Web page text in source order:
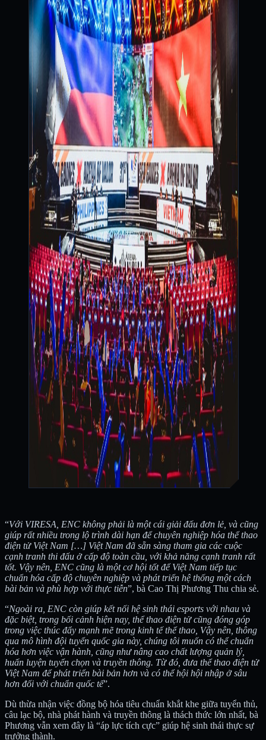
“Với VIRESA, ENC không phải là một cái giải đấu đơn lẻ, và cũng
giúp rất nhiều trong lộ trình dài hạn để chuyên nghiệp hóa thể thao
điện tử Việt Nam […] Việt Nam đã sẵn sàng tham gia các cuộc
cạnh tranh thi đấu ở cấp độ toàn cầu, với khả năng cạnh tranh rất
tốt. Vậy nên, ENC cũng là một cơ hội tốt để Việt Nam tiếp tục
chuẩn hóa cấp độ chuyên nghiệp và phát triển hệ thống một cách
bài bản và phù hợp với thực tiễn”, bà Cao Thị Phương Thu chia sẻ.
“Ngoài ra, ENC còn giúp kết nối hệ sinh thái esports với nhau và
đặc biệt, trong bối cảnh hiện nay, thể thao điện tử cũng đóng góp
trong việc thúc đẩy mạnh mẽ trong kinh tế thể thao, Vậy nên, thông
qua mô hình đội tuyển quốc gia này, chúng tôi muốn có thể chuẩn
hóa hơn việc vận hành, cũng như nâng cao chất lượng quản lý,
huấn luyện tuyển chọn và truyền thông. Từ đó, đưa thể thao điện tử
Việt Nam để phát triển bài bản hơn và có thể hội hội nhập ở sâu
hơn đối với chuẩn quốc tế”.
Dù thừa nhận việc đồng bộ hóa tiêu chuẩn khắt khe giữa tuyển thủ,
câu lạc bộ, nhà phát hành và truyền thông là thách thức lớn nhất, bà
Phương vẫn xem đây là “áp lực tích cực” giúp hệ sinh thái thực sự
trưởng thành.